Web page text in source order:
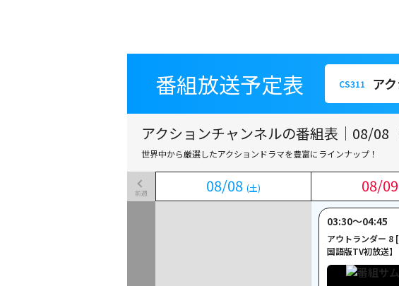
番組放送予定表 CS311 ア
番組放送予定表 アク
アクションチャンネルの番組表｜08/08（
世界中から厳選したアクションドラマを豊富にラインナップ！
08/08 (土) 08/09
前週 08/08 (土) 08/09
03:30〜04:45
アウトランダー 8
国語版TV初放送】